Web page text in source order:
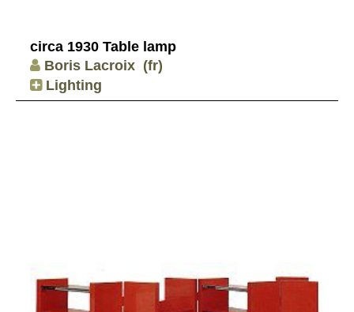
circa 1930 Table lamp
Boris Lacroix (fr)
Lighting